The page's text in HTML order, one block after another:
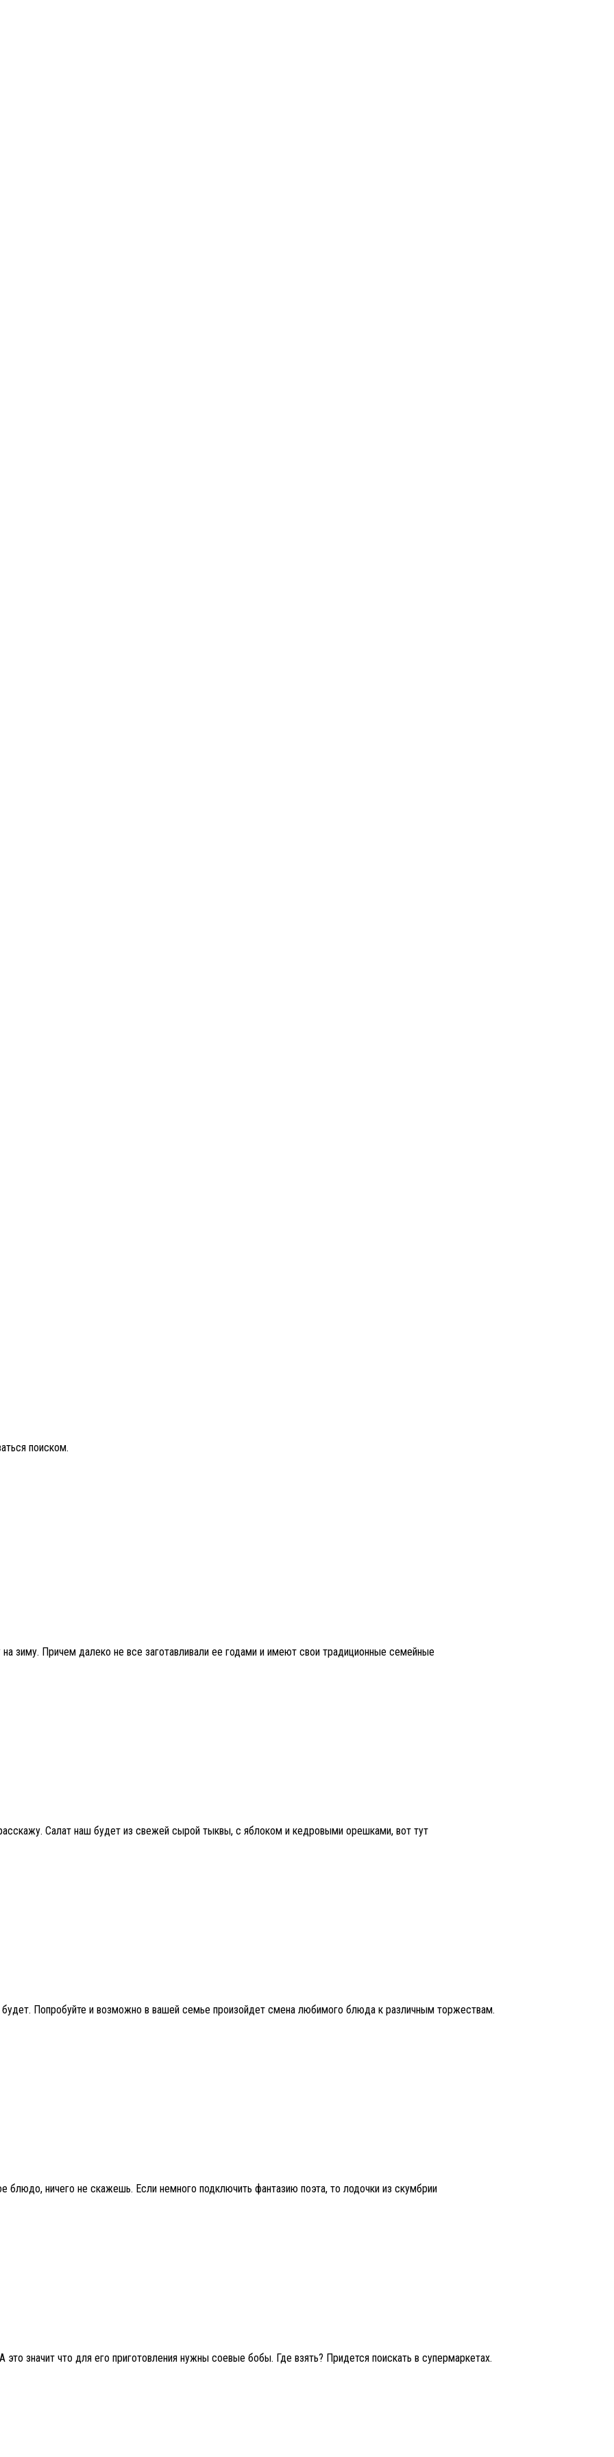
поиском.
на зиму. Причем далеко не все заготавливали ее годами и имеют свои традиционные семейные
Салат наш будет из свежей сырой тыквы, с яблоком и кедровыми орешками, вот тут
Попробуйте и возможно в вашей семье произойдет смена любимого блюда к различным торжествам.
блюдо, ничего не скажешь. Если немного подключить фантазию поэта, то лодочки из скумбрии
значит что для его приготовления нужны соевые бобы. Где взять? Придется поискать в супермаркетах.